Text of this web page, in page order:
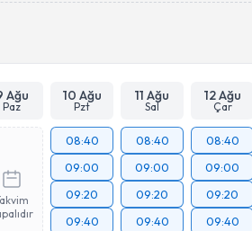
Ağu
Paz
10 Ağu
Pzt
11 Ağu
Sal
12 Ağu
Çar
08:40
09:00
09:20
09:40
08:40
09:00
09:20
09:40
08:40
09:00
09:20
09:40